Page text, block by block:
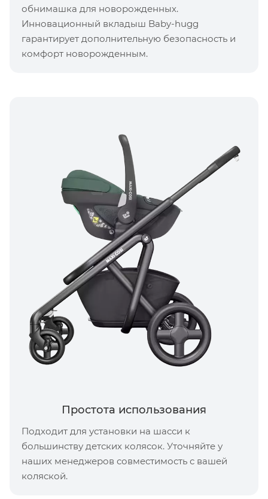
обнимашка для новорожденных.
Инновационный вкладыш Baby-hugg
гарантирует дополнительную безопасность и
комфорт новорожденным.
Простота использования
Подходит для установки на шасси к
большинству детских колясок. Уточняйте у
наших менеджеров совместимость с вашей
коляской.